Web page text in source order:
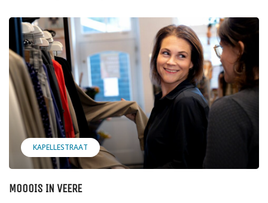
KAPELLESTRAAT
MOOOIS IN VEERE